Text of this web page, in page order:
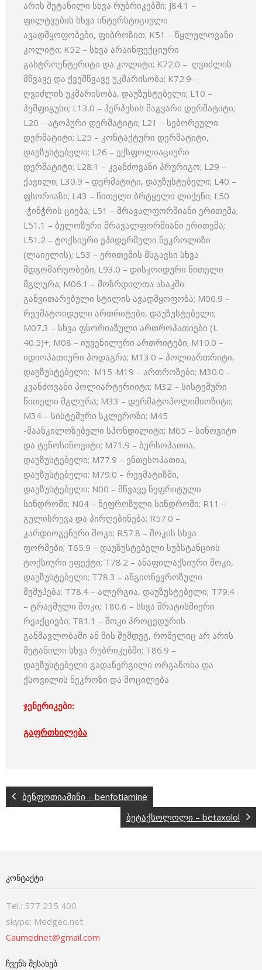
არის შეტანილი სხვა რუბრიკებში; J84.1 –
ფილტვების სხვა ინტერსტიციული
ავადმყოფობები, ფიბროზით; K51 – წყლულოვანი
კოლიტი; K52 – სხვა არაინფექციური
გასტროენტერიტი და კოლიტი; K72.0 – ღვიძლის
მწვავე და ქვემწვავე უკმარისობა; K72.9 –
ღვიძლის უკმარისობა, დაუზუსტებელი; L10 –
პემფიგუსი; L13.0 – ჰერპესის მაგვარი დერმატიტი;
L20 – ატოპური დერმატიტი; L21 – სებორეული
დერმატიტი; L25 – კონტაქტური დერმატიტი,
დაუზუსტებელი; L26 – ექსფოლიაციური
დერმატიტი; L28.1 – კვანძოვანი პრურიგო; L29 –
ქავილი; L30.9 – დერმატიტი, დაუზუსტებელი; L40 –
ფსორიაზი; L43 – წითელი ბრტყელი ლიქენი; L50
-ჭინჭრის ციება; L51 – მრავალფორმიანი ერითემა;
L51.1 – ბულოზური მრავალფორმიანი ერითემა;
L51.2 – ტოქსიური ეპიდერმული ნეკროლიზი
(ლაიელის); L53 – ერითემის მსგავსი სხვა
მდგომარეობები; L93.0 – დისკოიდური წითელი
მგლურა; M06.1 – მოზრდილთა ასაკში
განვითარებული სტილის ავადმყოფობა; M06.9 –
რევმატოიდული ართრიტები, დაუზუსტებელი;
M07.3 – სხვა ფსორიაზული ართროპათიები (L
40.5)+; M08 – იუვენილური ართრიტები; M10.0 –
იდიოპათიური პოდაგრა; M13.0 – პოლიართრიტი,
დაუზუსტებელი; M15-M19 – ართროზები; M30.0 –
კვანძოვანი პოლიარტერიიტი; M32 – სისტემური
წითელი მგლურა; M33 – დერმატოპოლიმიოზიტი;
M34 – სისტემური სკლეროზი; M45
-მაანკილოზებელი სპონდილიტი; M65 – სინოვიტი
და ტენოსინოვიტი; M71.9 – ბურსოპათია,
დაუზუსტებელი; M77.9 – ენთესოპათია,
დაუზუსტებელი; M79.0 – რევმატიზმი,
დაუზუსტებელი; N00 – მწვავე ნეფრიტული
სინდრომი; N04 – ნეფროზული სინდრომი; R11 –
გულისრევა და პირღებინება; R57.0 –
კარდიოგენური შოკი; R57.8 – შოკის სხვა
ფორმები; T65.9 – დაუზუსტებელი სუბსტანციის
ტოქსიური ეფექტი; T78.2 – ანაფილაქსიური შოკი,
დაუზუსტებელი; T78.3 – ანგიონევროზული
შეშუპება; T78.4 – ალერგია, დაუზუსტებელი; T79.4
– ტრავმული შოკი; T80.6 – სხვა შრატისმიერი
რეაქციები; T81.1 – შოკი პროცედურის
განმავლობაში ან მის შემდეგ, რომელიც არ არის
შეტანილი სხვა რუბრიკებში; T86.9 –
დაუზუსტებელი გადანერგილი ორგანოსა და
ქსოვილის ნეკროზი და მოცილება
ჯენერიკები:
გაფრთხილება
ბენფოთიამინი – benfotiamine
ბეტაქსოლოლი – betaxolol
ᲙᲝᲜᲢᲐᲥᲢᲘ
Tel.: 577 235 400
skype: Medgeo.net
Caumednet@gmail.com
ᲩᲕᲔᲜᲡ ᲨᲔᲡᲐᲮᲔᲑ